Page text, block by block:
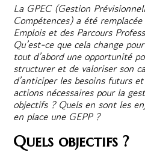
La GPEC (Gestion
Compétences) a été
Emplois et des Parcours
Qu’est-ce que cela change
tout d’abord une opportunité
structurer et de valoriser son
d’anticiper les besoins futurs
actions nécessaires pour la
objectifs ? Quels en sont les
en place une GEPP ?
Quels objectifs ?